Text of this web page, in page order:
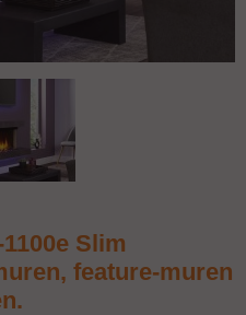
Slim
feature-muren